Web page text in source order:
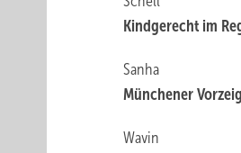
Kindgerecht im
Sanha
Münchener
Wavin